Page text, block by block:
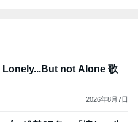
Lonely...But not Alone 歌
2026年8月7日